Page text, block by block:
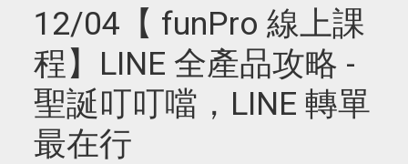
12/04【 funPro 線上課
程】LINE 全產品攻略 -
聖誕叮叮噹，LINE 轉單
最在行